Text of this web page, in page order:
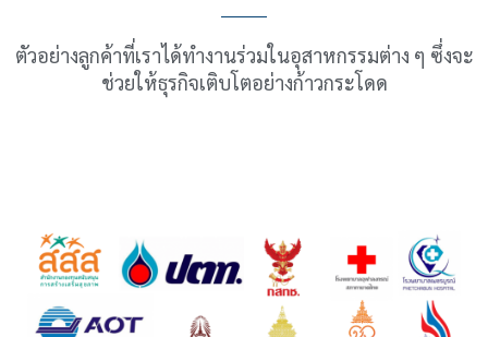
ตัวอย่างลูกค้าที่เราได้ทำงานร่วมในอุสาหกรรมต่าง ๆ ซึ่งจะ
ช่วยให้ธุรกิจเติบโตอย่างก้าวกระโดด